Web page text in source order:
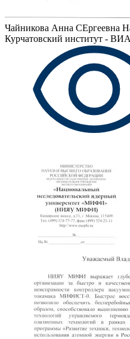
Чайникова Анна СЕргеевна
Курчатовский институт -